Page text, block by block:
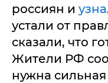
россиян и
устали от
сказали, что
Жители РФ
нужна